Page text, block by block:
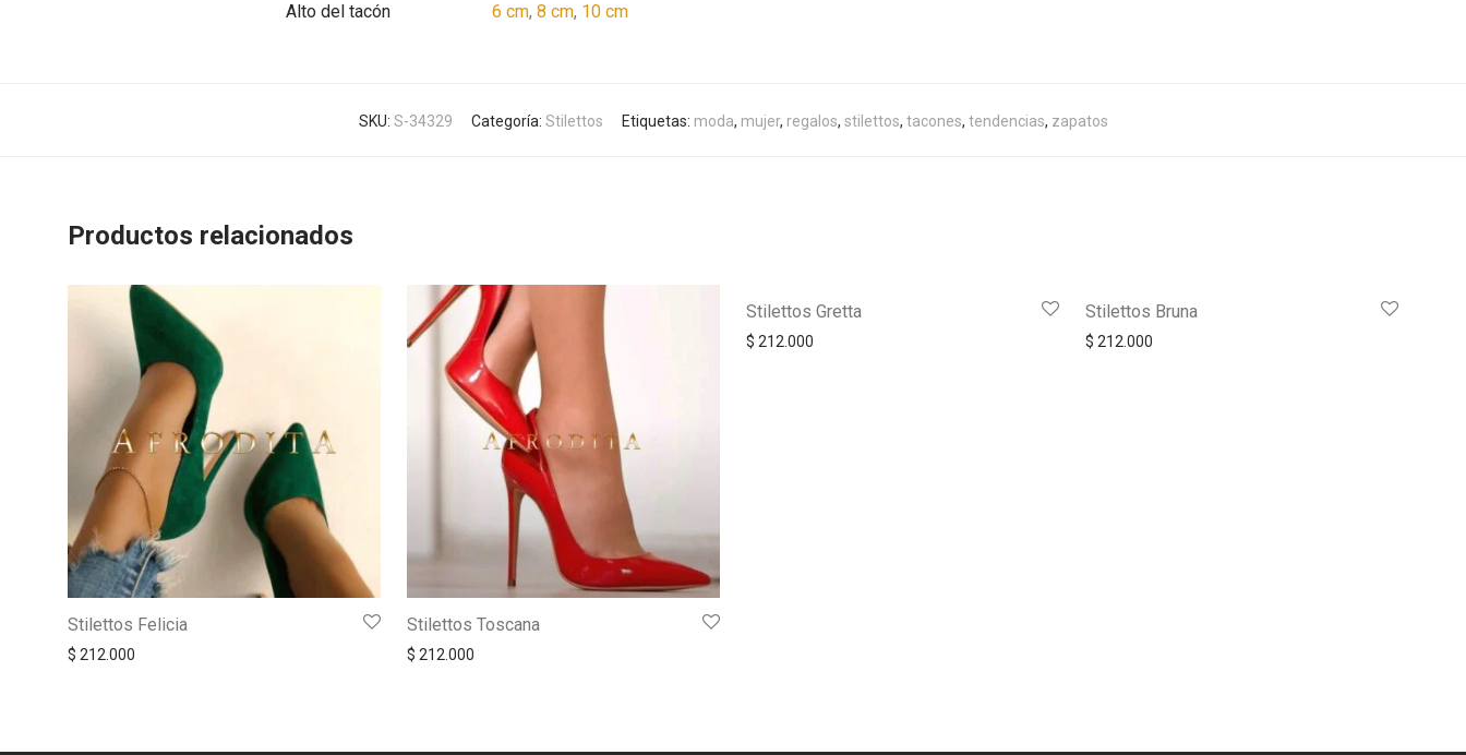
Alto del tacón 6 cm, 8 cm, 10 cm
SKU: S-34329 Categoría: Stilettos Etiquetas: moda, mujer, regalos, stilettos, tacones, tendencias, zapatos
Productos relacionados
Stilettos Felicia
$ 212.000
Stilettos Toscana
$ 212.000
Stilettos Gretta
$ 212.000
Stilettos Bruna
$ 212.000